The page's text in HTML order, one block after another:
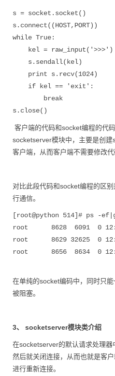
s = socket.socket()
s.connect((HOST,PORT))
while True:
    kel = raw_input('>>>')
    s.sendall(kel)
    print s.recv(1024)
    if kel == 'exit':
        break
s.close()
客户端的代码和socket编程的代
socketserver模块中，主要是创建
客户端，从而客户端不需要修改代
对比此段代码和socket编程的区
行通信。
[root@python 514]# ps -
root      8628  6091  0
root      8629 32625  0
root      8656  8634  0
在单纯的socket编码中，同时只
被阻塞。
3、 socketserver模块类介绍
在socketserver的默认请求处理器
然后就关闭连接，从而也就是客
进行重新连接。